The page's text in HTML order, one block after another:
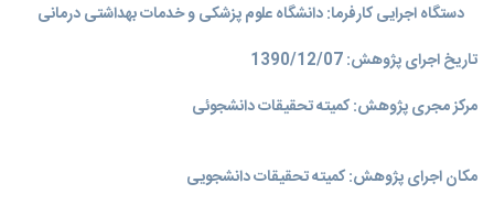
دستگاه اجرایی کارفرما: دانشگاه علوم پزشکی و خدمات بهداشتی درمانی
تاریخ اجرای پژوهش: 1390/12/07
مرکز مجری پژوهش: کمیته تحقیقات دانشجوئی
مکان اجرای پژوهش: کمیته تحقیقات دانشجویی